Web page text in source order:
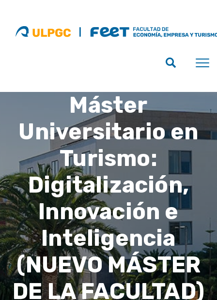
Máster
Universitario en
Turismo:
Digitalización,
Innovación e
Inteligencia
(NUEVO MÁSTER
DE LA FACULTAD)